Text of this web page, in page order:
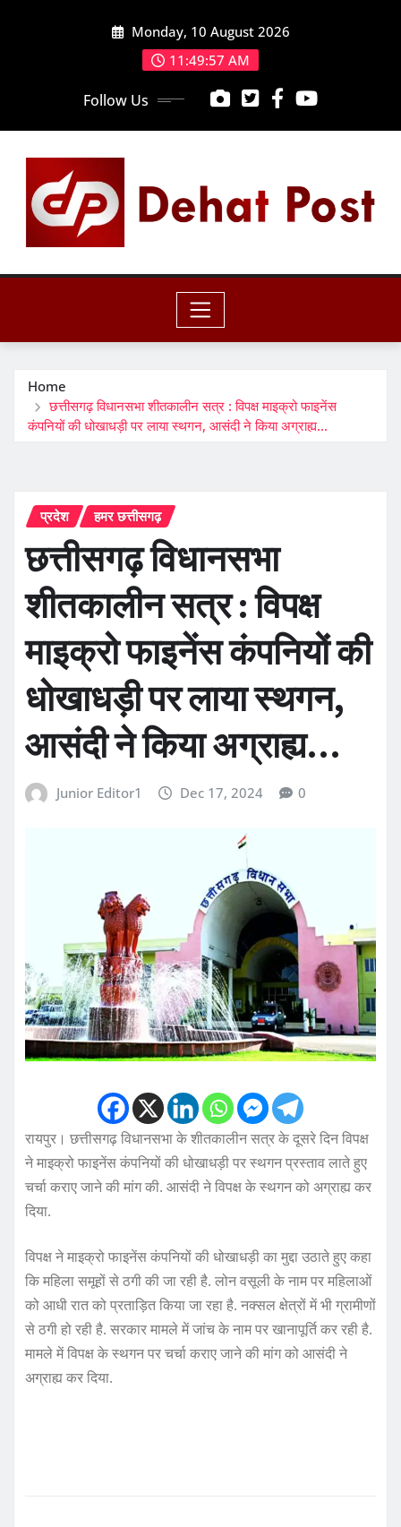
Monday, 10 August 2026
11:49:58 AM
Follow Us
Home
छत्तीसगढ़ विधानसभा शीतकालीन सत्र : विपक्ष माइक्रो फाइनेंस
कंपनियों की धोखाधड़ी पर लाया स्थगन, आसंदी ने किया अग्राह्य…
प्रदेश हमर छत्तीसगढ़
छत्तीसगढ़ विधानसभा
शीतकालीन सत्र : विपक्ष
माइक्रो फाइनेंस कंपनियों की
धोखाधड़ी पर लाया स्थगन,
आसंदी ने किया अग्राह्य…
Junior Editor1 Dec 17, 2024 0
रायपुर। छत्तीसगढ़ विधानसभा के शीतकालीन सत्र के दूसरे दिन विपक्ष
ने माइक्रो फाइनेंस कंपनियों की धोखाधड़ी पर स्थगन प्रस्ताव लाते हुए
चर्चा कराए जाने की मांग की. आसंदी ने विपक्ष के स्थगन को अग्राह्य कर
दिया.
विपक्ष ने माइक्रो फाइनेंस कंपनियों की धोखाधड़ी का मुद्दा उठाते हुए कहा
कि महिला समूहों से ठगी की जा रही है. लोन वसूली के नाम पर महिलाओं
को आधी रात को प्रताड़ित किया जा रहा है. नक्सल क्षेत्रों में भी ग्रामीणों
से ठगी हो रही है. सरकार मामले में जांच के नाम पर खानापूर्ति कर रही है.
मामले में विपक्ष के स्थगन पर चर्चा कराए जाने की मांग को आसंदी ने
अग्राह्य कर दिया.